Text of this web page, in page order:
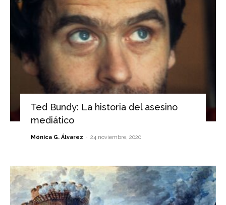
Ted Bundy: La historia del asesino
mediático
Mónica G. Álvarez - 24 noviembre, 2020